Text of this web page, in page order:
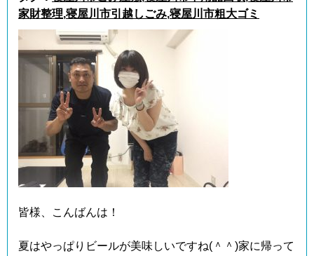
家財整理,寝屋川市引越しごみ,寝屋川市粗大ゴミ
皆様、こんばんは！
夏はやっぱりビールが美味しいですね(＾＾)家に帰って